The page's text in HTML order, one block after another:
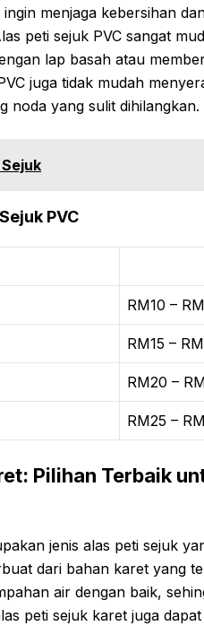
menjaga kebersihan
peti sejuk PVC sangat
lap basah atau
juga tidak mudah
noda yang sulit dihilangkan.
PVC
RM10 –
RM15 –
RM20 –
RM25 –
Pilihan Terbaik
jenis alas peti sejuk
dari bahan karet yang
air dengan baik,
peti sejuk karet juga